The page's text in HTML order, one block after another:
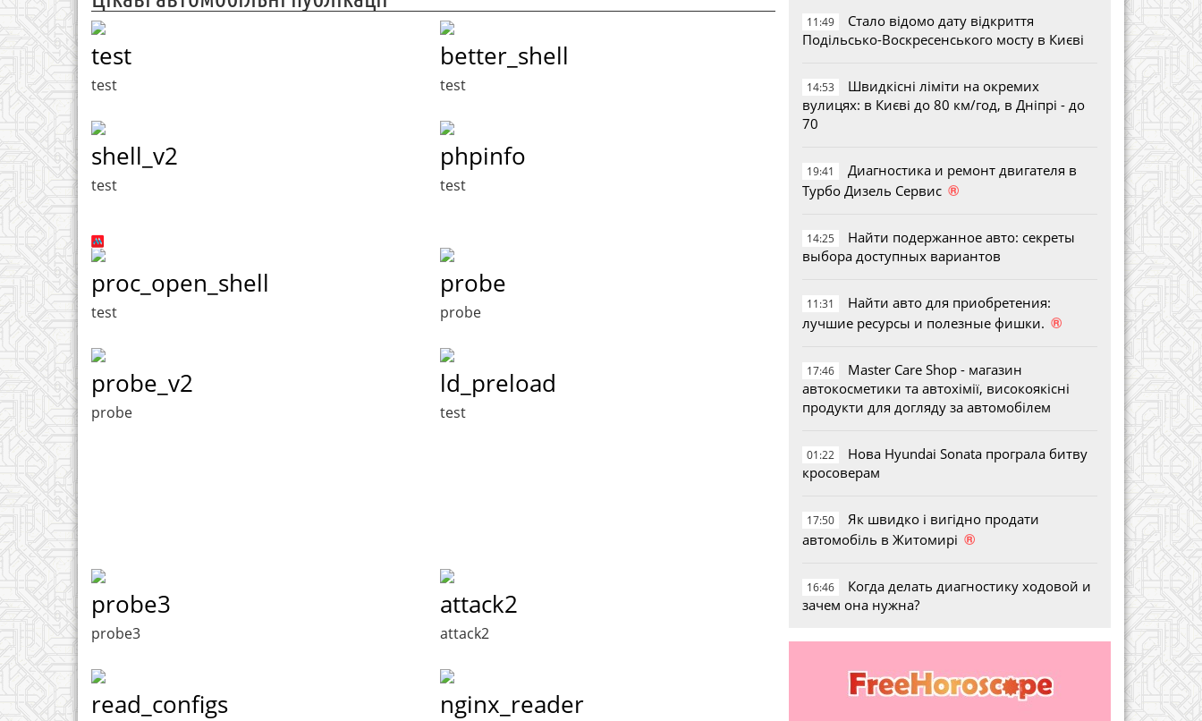
test
test
better_shell
test
shell_v2
test
phpinfo
test
proc_open_shell
test
probe
probe
probe_v2
probe
ld_preload
test
probe3
probe3
attack2
attack2
read_configs nginx_reader
11:49
Стало відомо дату відкриття
Подільсько-Воскресенського мосту в Києві
14:53
Швидкісні ліміти на окремих
вулицях: в Києві до 80 км/год, в Дніпрі - до
70
19:41
Диагностика и ремонт двигателя в
Турбо Дизель Сервис ®
14:25
Найти подержанное авто: секреты
выбора доступных вариантов
11:31
Найти авто для приобретения:
лучшие ресурсы и полезные фишки. ®
17:46
Master Care Shop - магазин
автокосметики та автохімії, високоякісні
продукти для догляду за автомобілем
01:22
Нова Hyundai Sonata програла битву
кросоверам
17:50
Як швидко і вигідно продати
автомобіль в Житомирі ®
16:46
Когда делать диагностику ходовой и
зачем она нужна?